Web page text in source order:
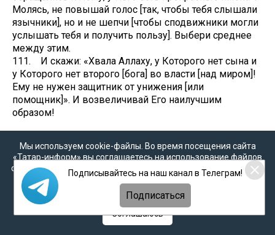
Молясь, не повышай голос [так, чтобы тебя слышали
язычники], но и не шепчи [чтобы сподвижники могли
услышать тебя и получить пользу]. Выбери среднее
между этим.
111. И скажи: «Хвала Аллаху, у Которого нет сына и
у Которого нет второго [бога] во власти [над миром]!
Ему не нужен защитник от унижения [или
помощник]». И возвеличивай Его наилучшим
образом!
Мәккә чоры, 111 аять.
Рәхимле һәм шәфкатьле Аллаһ исеме белән!
1. [Бер айлык юлны бер төн эчендә үтү, Бәйтел
Мәкъдисне зиярәт кылу, бөтен пәйгамбәрләрне тере
килеш күрү, җиде кат күктә аларның урыннарында
Мы используем cookie-файлы. Во время посещения сайта
«Татар-информ» вы соглашаетесь на использование файлов
cookie в соответствии с настоящим уведомлением, согласием
наобработку персональных данных,Политикой о
персональных данных
Политикой конфиденциальности
Соглашаюсь
Подписывайтесь на наш канал в Телеграм!
Подписаться